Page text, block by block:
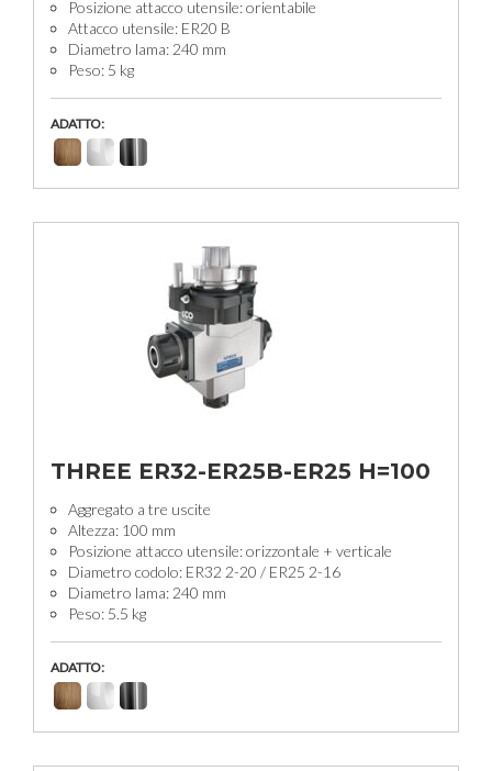
Posizione attacco utensile: orientabile
Attacco utensile: ER20 B
Diametro lama: 240 mm
Peso: 5 kg
ADATTO:
THREE ER32-ER25B-ER25 H=100
Aggregato a tre uscite
Altezza: 100 mm
Posizione attacco utensile: orizzontale + verticale
Diametro codolo: ER32 2-20 / ER25 2-16
Diametro lama: 240 mm
Peso: 5.5 kg
ADATTO: